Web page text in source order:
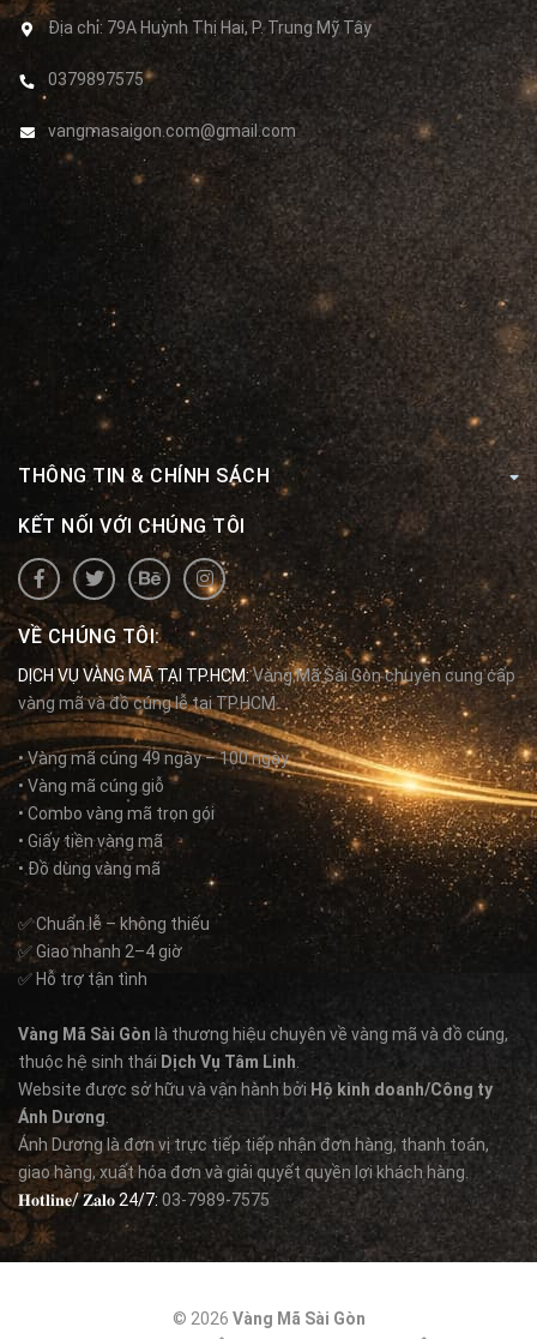
Địa chỉ: 79A Huỳnh Thị Hai, P. Trung Mỹ Tây
0379897575
vangmasaigon.com@gmail.com
THÔNG TIN & CHÍNH SÁCH
KẾT NỐI VỚI CHÚNG TÔI
VỀ CHÚNG TÔI:
DỊCH VỤ VÀNG MÃ TẠI TP.HCM: Vàng Mã Sài Gòn chuyên cung cấp
vàng mã và đồ cúng lễ tại TP.HCM.
• Vàng mã cúng 49 ngày – 100 ngày
• Vàng mã cúng giỗ
• Combo vàng mã trọn gói
• Giấy tiền vàng mã
• Đồ dùng vàng mã
✅ Chuẩn lễ – không thiếu
✅ Giao nhanh 2–4 giờ
✅ Hỗ trợ tận tình
Vàng Mã Sài Gòn là thương hiệu chuyên về vàng mã và đồ cúng,
thuộc hệ sinh thái Dịch Vụ Tâm Linh
Website được sở hữu và vận hành bởi Hộ kinh doanh/Công ty
Ánh Dương
Ánh Dương là đơn vị trực tiếp tiếp nhận đơn hàng, thanh toán,
giao hàng, xuất hóa đơn và giải quyết quyền lợi khách hàng.
𝐇𝐨𝐭𝐥𝐢𝐧𝐞/ 𝐙𝐚𝐥𝐨 24/7: 03-7989-7575
© 2026 Vàng Mã Sài Gòn